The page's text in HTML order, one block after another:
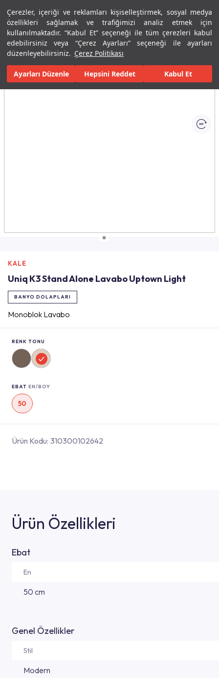
Çerezler, içeriği ve reklamları kişiselleştirmek, sosyal medya
özellikleri sağlamak ve trafiğimizi analiz etmek için
kullanılmaktadır. “Kabul Et” seçeneği ile tüm çerezleri kabul
edebilirsiniz veya “Çerez Ayarları” seçeneği ile ayarları
düzenleyebilirsiniz. Çerez Politikası
Ayarları Düzenle Hepsini Reddet Kabul Et
Menü Menü
Ana Sayfa Banyolar Banyo Mobilyaları Banyo Dolapları
Tüm Görseller(1)
KALE
Uniq K3 Stand Alone Lavabo Uptown Light
BANYO DOLAPLARI
Monoblok Lavabo
RENK TONU
EBAT EN/BOY
50
Ürün Kodu: 310300102642
Ürün Özellikleri
Ebat
En
50 cm
Genel Özellikler
Stil
Modern